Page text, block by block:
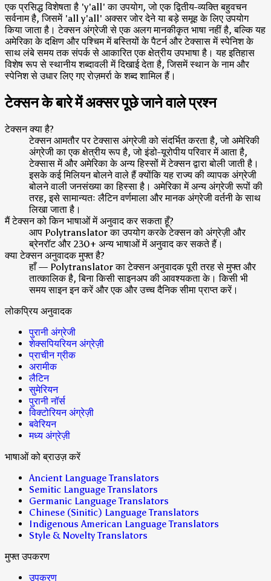
एक प्रसिद्ध विशेषता है 'y'all' का उपयोग, जो एक द्वितीय-व्यक्ति बहुवचन
सर्वनाम है, जिसमें 'all y'all' अक्सर जोर देने या बड़े समूह के लिए उपयोग
किया जाता है। टेक्सन अंग्रेजी से एक अलग मानकीकृत भाषा नहीं है, बल्कि यह
अमेरिका के दक्षिण और पश्चिम में बस्तियों के पैटर्न और टेक्सास में स्पेनिश के
साथ लंबे समय तक संपर्क से आकारित एक क्षेत्रीय उपभाषा है। यह इतिहास
विशेष रूप से स्थानीय शब्दावली में दिखाई देता है, जिसमें स्थान के नाम और
स्पेनिश से उधार लिए गए रोज़मर्रा के शब्द शामिल हैं।
टेक्सन के बारे में अक्सर पूछे जाने वाले प्रश्न
टेक्सन क्या है?
टेक्सन आमतौर पर टेक्सास अंग्रेजी को संदर्भित करता है, जो अमेरिकी
अंग्रेजी का एक क्षेत्रीय रूप है, जो इंडो-यूरोपीय परिवार में आता है,
टेक्सास में और अमेरिका के अन्य हिस्सों में टेक्सन द्वारा बोली जाती है।
इसके कई मिलियन बोलने वाले हैं क्योंकि यह राज्य की व्यापक अंग्रेजी
बोलने वाली जनसंख्या का हिस्सा है। अमेरिका में अन्य अंग्रेजी रूपों की
तरह, इसे सामान्यतः लैटिन वर्णमाला और मानक अंग्रेजी वर्तनी के साथ
लिखा जाता है।
मैं टेक्सन को किन भाषाओं में अनुवाद कर सकता हूँ?
आप Polytranslator का उपयोग करके टेक्सन को अंग्रेज़ी और
ब्रेनरॉट और 230+ अन्य भाषाओं में अनुवाद कर सकते हैं।
क्या टेक्सन अनुवादक मुफ्त है?
हाँ — Polytranslator का टेक्सन अनुवादक पूरी तरह से मुफ्त और
तात्कालिक है, बिना किसी साइनअप की आवश्यकता के। किसी भी
समय साइन इन करें और एक और उच्च दैनिक सीमा प्राप्त करें।
लोकप्रिय अनुवादक
पुरानी अंग्रेजी
शेक्सपियरियन अंग्रेज़ी
प्राचीन ग्रीक
अरामीक
लैटिन
सुमेरियन
पुरानी नॉर्स
विक्टोरियन अंग्रेज़ी
बवेरियन
मध्य अंग्रेज़ी
भाषाओं को ब्राउज़ करें
Ancient Language Translators
Semitic Language Translators
Germanic Language Translators
Chinese (Sinitic) Language Translators
Indigenous American Language Translators
Style & Novelty Translators
मुफ्त उपकरण
उपकरण